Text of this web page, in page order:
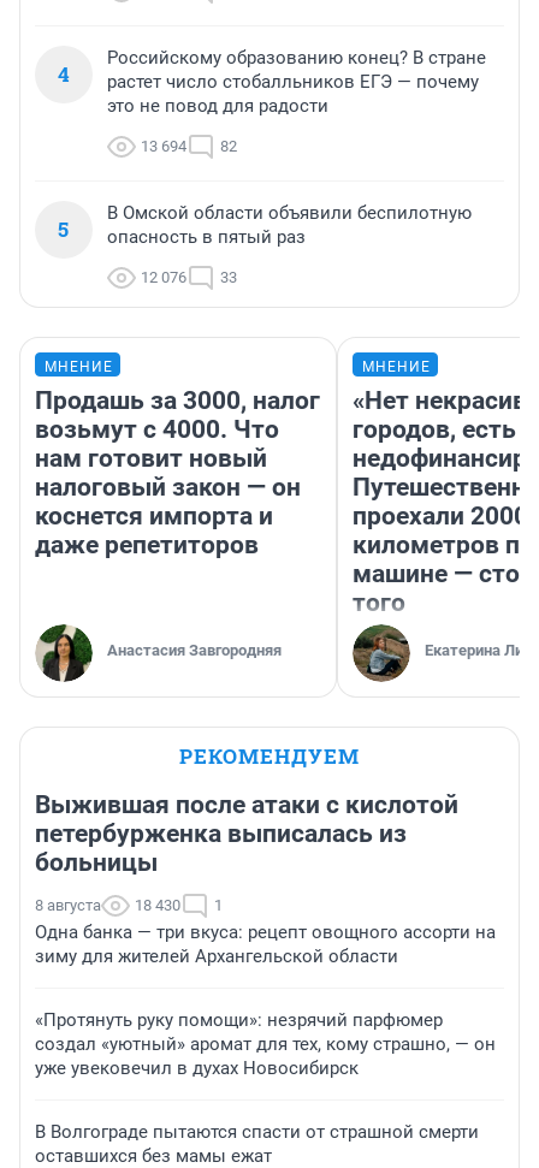
4
Российскому образованию конец? В стране
растет число стобалльников ЕГЭ — почему
это не повод для радости
13 694 82
5
В Омской области объявили беспилотную
опасность в пятый раз
12 076 33
МНЕНИЕ
Продашь за 3000, налог
возьмут с 4000. Что
нам готовит новый
налоговый закон — он
коснется импорта и
даже репетиторов
Анастасия Завгородняя
МНЕНИЕ
«Нет
городов, есть
проехали 2000
километров по
машине —
того
Екатерина
РЕКОМЕНДУЕМ
Выжившая после атаки с кислотой
петербурженка выписалась из
больницы
8 августа 18 430 1
Одна банка — три вкуса: рецепт овощного ассорти на
зиму для жителей Архангельской области
«Протянуть руку помощи»: незрячий парфюмер
создал «уютный» аромат для тех, кому страшно, — он
уже увековечил в духах Новосибирск
В Волгограде пытаются спасти от страшной смерти
оставшихся без мамы ежат